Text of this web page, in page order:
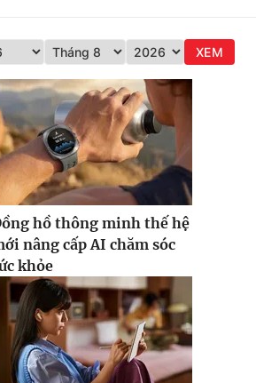
XEM
hồ thông minh thế hệ
nâng cấp AI chăm sóc
khỏe